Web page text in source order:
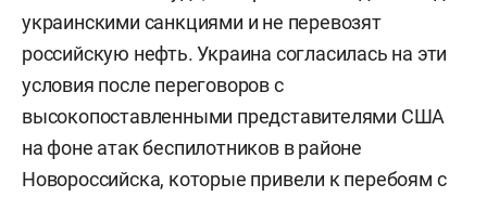
украинскими санкциями и не перевозят
российскую нефть. Украина согласилась на эти
условия после переговоров с
высокопоставленными представителями США
на фоне атак беспилотников в районе
Новороссийска, которые привели к перебоям с